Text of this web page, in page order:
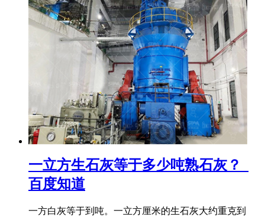
一立方生石灰等于多少吨熟石灰？_
百度知道
一方白灰等于到吨。一立方厘米的生石灰大约重克到